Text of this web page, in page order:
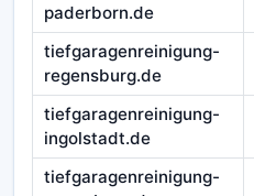
paderborn.de
tiefgaragenreinigung-
regensburg.de
tiefgaragenreinigung-
ingolstadt.de
tiefgaragenreinigung-